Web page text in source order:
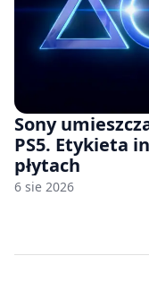
Sony
PS5. Etykieta
płytach
6 sie 2026